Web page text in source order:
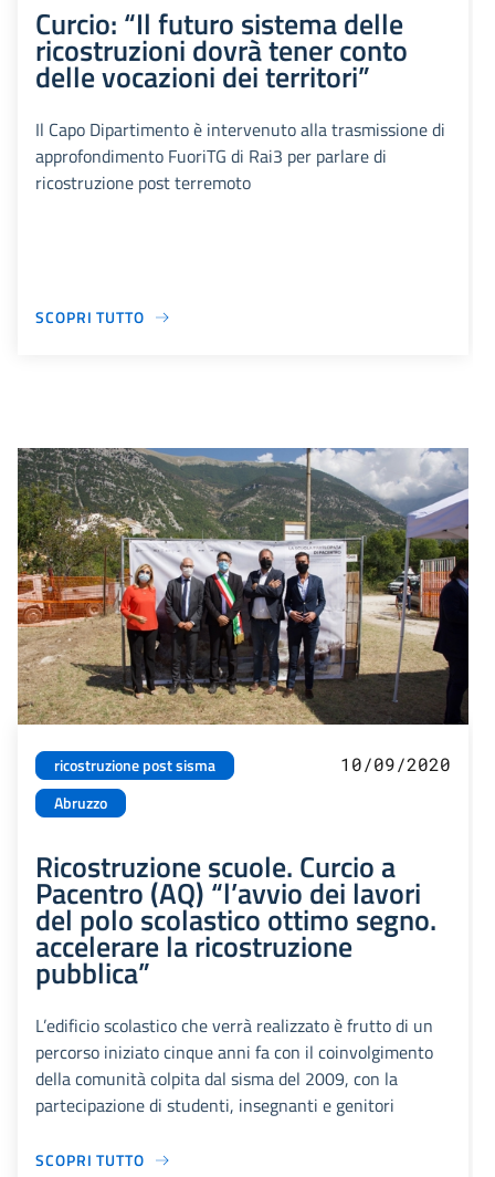
Curcio: “Il futuro sistema delle
ricostruzioni dovrà tener conto
delle vocazioni dei territori”
Il Capo Dipartimento è intervenuto alla trasmissione di
approfondimento FuoriTG di Rai3 per parlare di
ricostruzione post terremoto
SCOPRI TUTTO
ricostruzione post sisma
Abruzzo
10/09/2020
Ricostruzione scuole. Curcio a
Pacentro (AQ) “l’avvio dei lavori
del polo scolastico ottimo segno.
accelerare la ricostruzione
pubblica”
L’edificio scolastico che verrà realizzato è frutto di un
percorso iniziato cinque anni fa con il coinvolgimento
della comunità colpita dal sisma del 2009, con la
partecipazione di studenti, insegnanti e genitori
SCOPRI TUTTO